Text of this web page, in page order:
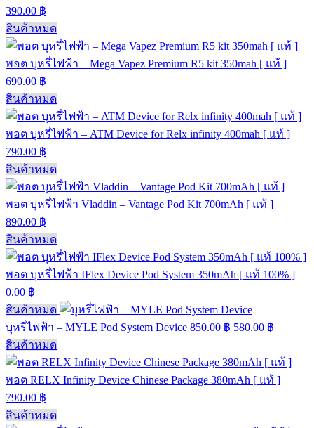
390.00 ฿
สินค้าหมด
พอต บุหรี่ไฟฟ้า – Mega Vapez Premium R5 kit 350mah [ แท้ ]
690.00 ฿
สินค้าหมด
พอต บุหรี่ไฟฟ้า – ATM Device for Relx infinity 400mah [ แท้ ]
790.00 ฿
สินค้าหมด
พอต บุหรี่ไฟฟ้า Vladdin – Vantage Pod Kit 700mAh [ แท้ ]
890.00 ฿
สินค้าหมด
พอต บุหรี่ไฟฟ้า IFlex Device Pod System 350mAh [ แท้ 100% ]
0.00 ฿
สินค้าหมด
บุหรี่ไฟฟ้า – MYLE Pod System Device 850.00฿ 580.00 ฿
สินค้าหมด
พอต RELX Infinity Device Chinese Package 380mAh [ แท้ ]
790.00 ฿
สินค้าหมด